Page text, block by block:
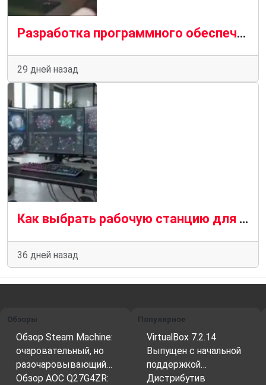
Разработка программного обеспечения на заказ: что нового, перспективы и что ждет отрасль в будущем
29 дней назад
Как выбрать рабочую станцию для локальных нейросетей и 3D-задач
36 дней назад
Обзоры
Обзор Steam Machine:
очаровательный, но
разочаровывающий…
Обзор AOC Q27G4ZR:
Популярное
VirtualBox 7.2.14
Выпущен с начальной
поддержкой…
Дистрибутив